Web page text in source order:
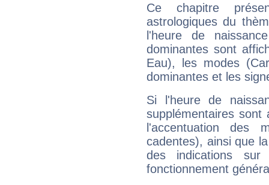
Ce chapitre
astrologiques du
l'heure de
dominantes sont
Eau), les modes
dominantes et les
Si l'heure de
supplémentaires sont
l'accentuation des
cadentes), ainsi que
des indications sur
fonctionnement